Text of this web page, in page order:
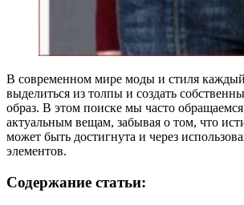
В современном мире моды и стиля
выделиться из толпы и создать
образ. В этом поиске мы часто
актуальным вещам, забывая о том, что
может быть достигнута и через
элементов.
Содержание статьи: